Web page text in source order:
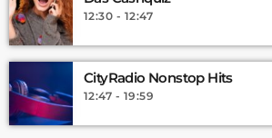
12:30 - 12:47
CityRadio Nonstop Hits
12:47 - 19:59